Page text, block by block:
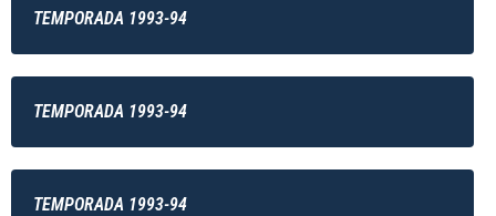
TEMPORADA 1993-94
TEMPORADA 1993-94
TEMPORADA 1993-94